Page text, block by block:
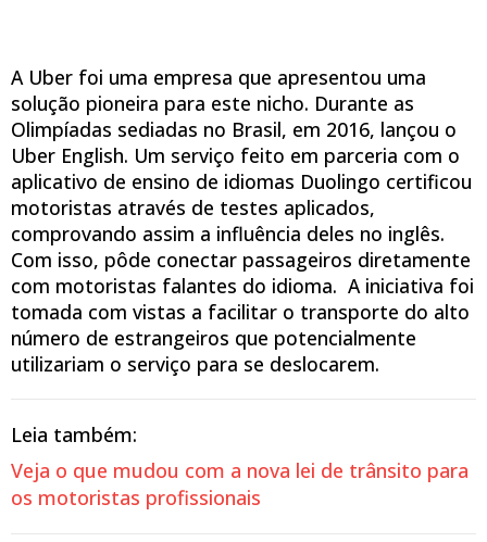
A Uber foi uma empresa que apresentou uma
solução pioneira para este nicho. Durante as
Olimpíadas sediadas no Brasil, em 2016, lançou o
Uber English. Um serviço feito em parceria com o
aplicativo de ensino de idiomas Duolingo certificou
motoristas através de testes aplicados,
comprovando assim a influência deles no inglês.
Com isso, pôde conectar passageiros diretamente
com motoristas falantes do idioma. A iniciativa foi
tomada com vistas a facilitar o transporte do alto
número de estrangeiros que potencialmente
utilizariam o serviço para se deslocarem.
Leia também:
Veja o que mudou com a nova lei de trânsito para
os motoristas profissionais